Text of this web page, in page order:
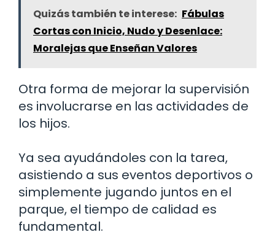
Quizás también te interese: Fábulas
Cortas con Inicio, Nudo y Desenlace:
Moralejas que Enseñan Valores
Otra forma de mejorar la supervisión
es involucrarse en las actividades de
los hijos.
Ya sea ayudándoles con la tarea,
asistiendo a sus eventos deportivos o
simplemente jugando juntos en el
parque, el tiempo de calidad es
fundamental.